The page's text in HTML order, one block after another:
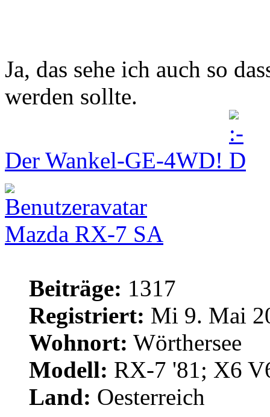
Ja, das sehe ich auch so
werden sollte.
Der Wankel-GE-4WD!
Mazda RX-7 SA
Beiträge: 1317
Registriert: Mi 9. Mai
Wohnort: Wörthersee
Modell: RX-7 '81; X6
Land: Oesterreich